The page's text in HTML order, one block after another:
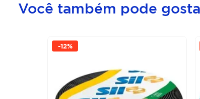
Você também pode
-12%